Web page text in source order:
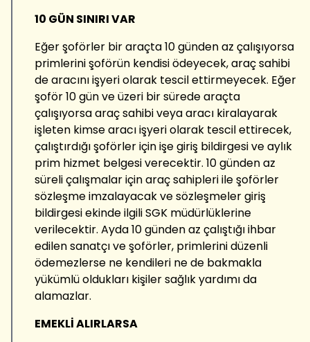
10 GÜN SINIRI VAR
Eğer şoförler bir araçta 10 günden az çalışıyorsa
primlerini şoförün kendisi ödeyecek, araç sahibi
de aracını işyeri olarak tescil ettirmeyecek. Eğer
şoför 10 gün ve üzeri bir sürede araçta
çalışıyorsa araç sahibi veya aracı kiralayarak
işleten kimse aracı işyeri olarak tescil ettirecek,
çalıştırdığı şoförler için işe giriş bildirgesi ve aylık
prim hizmet belgesi verecektir. 10 günden az
süreli çalışmalar için araç sahipleri ile şoförler
sözleşme imzalayacak ve sözleşmeler giriş
bildirgesi ekinde ilgili SGK müdürlüklerine
verilecektir. Ayda 10 günden az çalıştığı ihbar
edilen sanatçı ve şoförler, primlerini düzenli
ödemezlerse ne kendileri ne de bakmakla
yükümlü oldukları kişiler sağlık yardımı da
alamazlar.
EMEKLİ ALIRLARSA